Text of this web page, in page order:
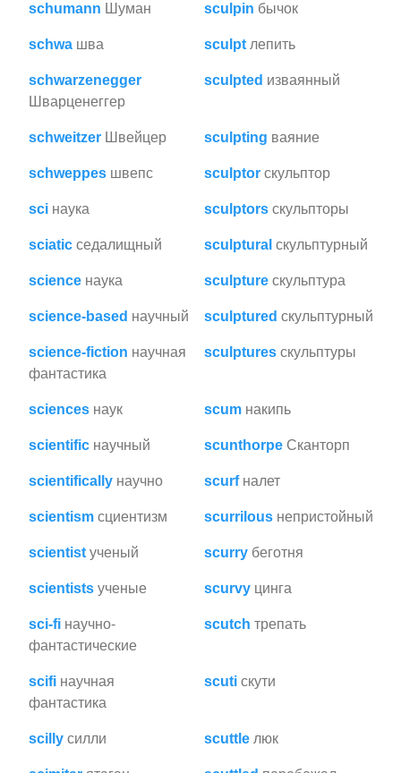
schumann Шуман sculpin бычок
schwa шва sculpt лепить
schwarzenegger
Шварценеггер
sculpted изваянный
schweitzer Швейцер sculpting ваяние
schweppes швепс sculptor скульптор
sci наука sculptors скульпторы
sciatic седалищный sculptural скульптурный
science наука sculpture скульптура
science-based научный sculptured скульптурный
science-fiction научная
фантастика
sculptures скульптуры
sciences наук scum накипь
scientific научный scunthorpe Сканторп
scientifically научно scurf налет
scientism сциентизм scurrilous непристойный
scientist ученый scurry беготня
scientists ученые scurvy цинга
sci-fi научно-
фантастические
scutch трепать
scifi научная
фантастика
scuti скути
scilly силли scuttle люк